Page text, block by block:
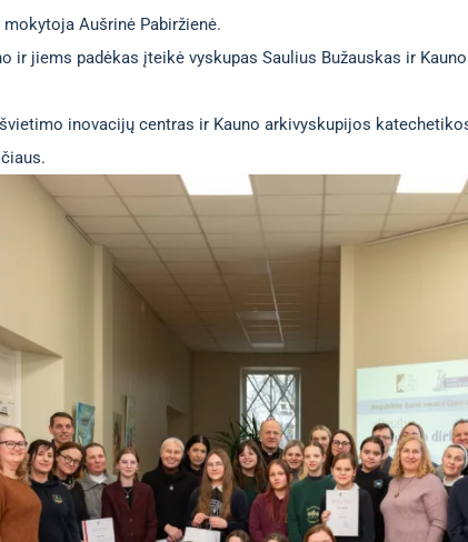
Aušrinė Pabiržienė.
ir jiems padėkas įteikė vyskupas Saulius Bužauskas ir
inovacijų centras ir Kauno arkivyskupijos